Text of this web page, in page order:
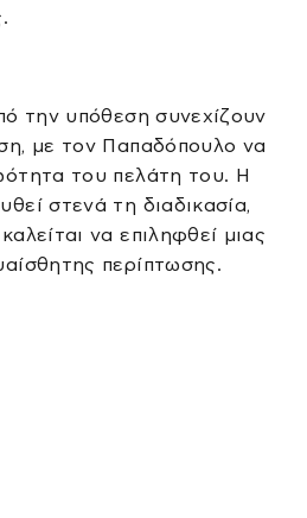
την υπόθεση συνεχίζουν
με τον Παπαδόπουλο να
του πελάτη του. Η
στενά τη διαδικασία,
να επιληφθεί μιας
περίπτωσης.